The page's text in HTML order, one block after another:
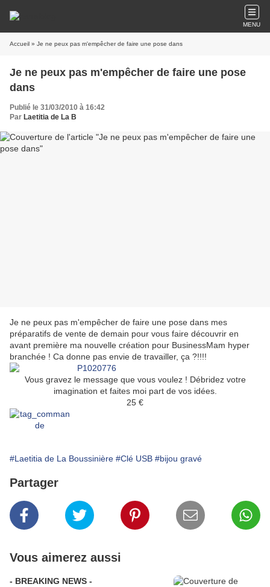
MENU
Accueil » Je ne peux pas m'empêcher de faire une pose dans
Je ne peux pas m'empêcher de faire une pose
dans
Publié le 31/03/2010 à 16:42
Par Laetitia de La B
Je ne peux pas m'empêcher de faire une pose dans mes
préparatifs de vente de demain pour vous faire découvrir en
avant première ma nouvelle création pour BusinessMam hyper
branchée ! Ca donne pas envie de travailler, ça ?!!!!
Vous gravez le message que vous voulez ! Débridez votre
imagination et faites moi part de vos idées.
25 €
#Laetitia de La Boussinière #Clé USB #bijou gravé
Partager
Vous aimerez aussi
- BREAKING NEWS -